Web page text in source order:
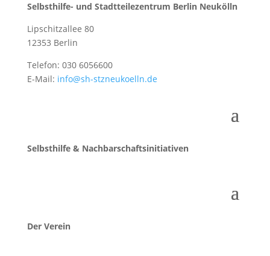
Selbsthilfe- und Stadtteilezentrum Berlin Neukölln
Lipschitzallee 80
12353 Berlin
Telefon: 030 6056600
E-Mail: info@sh-stzneukoelln.de
Selbsthilfe & Nachbarschaftsinitiativen
Der Verein